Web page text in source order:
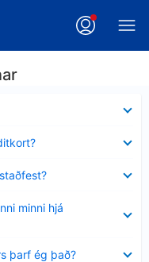
minni hjá
þarf ég það?